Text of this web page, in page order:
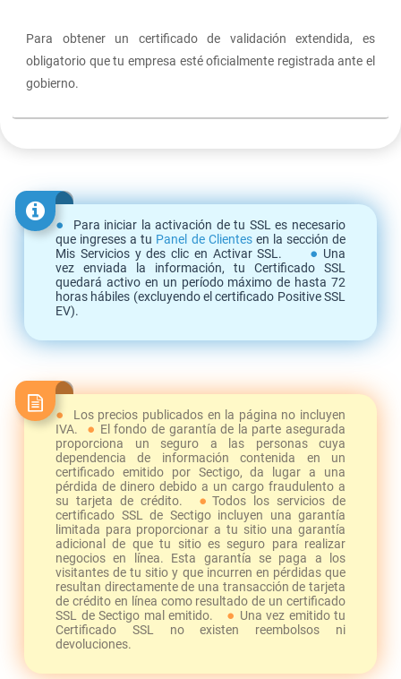
Para obtener un certificado de validación extendida, es
obligatorio que tu empresa esté oficialmente registrada ante el
gobierno.
Para iniciar la activación de tu SSL es necesario
que ingreses a tu Panel de Clientesen la sección de
Mis Servicios y des clic en Activar SSL.
Una
vez enviada la información, tu Certificado SSL
quedará activo en un período máximo de hasta 72
horas hábiles (excluyendo el certificado Positive SSL
EV).
Los precios publicados en la página no incluyen
IVA.
El fondo de garantía de la parte asegurada
proporciona un seguro a las personas cuya
dependencia de información contenida en un
certificado emitido por Sectigo, da lugar a una
pérdida de dinero debido a un cargo fraudulento a
su tarjeta de crédito.
Todos los servicios de
certificado SSL de Sectigo incluyen una garantía
limitada para proporcionar a tu sitio una garantía
adicional de que tu sitio es seguro para realizar
negocios en línea. Esta garantía se paga a los
visitantes de tu sitio y que incurren en pérdidas que
resultan directamente de una transacción de tarjeta
de crédito en línea como resultado de un certificado
SSL de Sectigo mal emitido.
Una vez emitido tu
Certificado SSL no existen reembolsos ni
devoluciones.